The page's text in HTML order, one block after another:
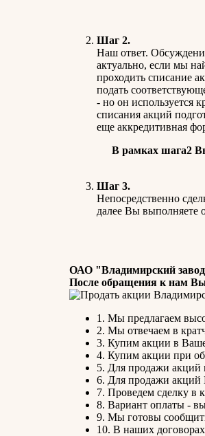
Шаг 2.
Наш ответ.
актуально, если мы
проходить списание
подать
- но он используется
списания акций
еще аккредитивная
В рамках шага2
Шаг 3.
Непосредственно
далее Вы выполняете
ОАО "Владимирский
После обращения к нам
1. Мы предлагаем
2. Мы отвечаем в
3. Купим акции в
4. Купим акции при
5. Для продажи акций
6. Для продажи акций
7. Проведем сделку в
8. Вариант оплаты -
9. Мы готовы
10. В наших